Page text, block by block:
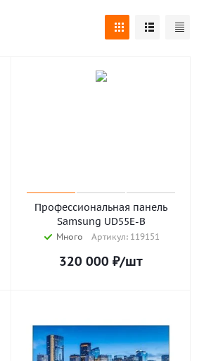
Профессиональная панель
Samsung UD55E-B
Много Артикул: 119151
320 000 ₽/шт